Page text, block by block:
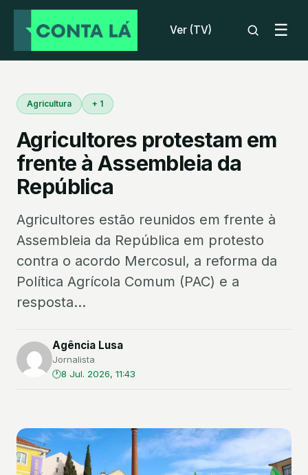
Ver (TV) ☰
Agricultura + 1
Agricultores protestam em
frente à Assembleia da
República
Agricultores estão reunidos em frente à
Assembleia da República em protesto
contra o acordo Mercosul, a reforma da
Política Agrícola Comum (PAC) e a
resposta...
Agência Lusa
Jornalista
8 Jul. 2026, 11:43